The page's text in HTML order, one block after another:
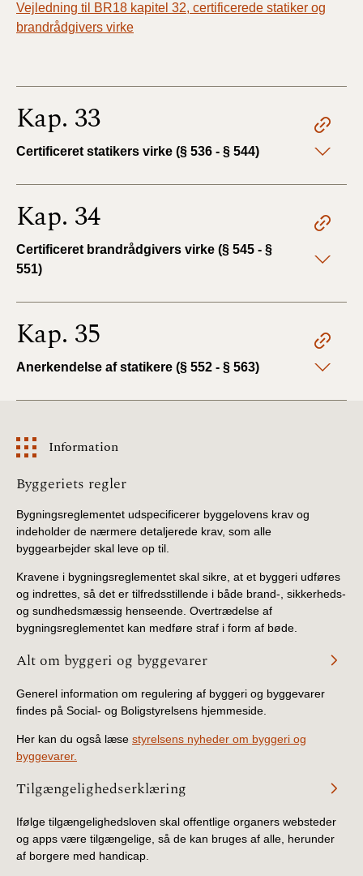
Vejledning til BR18 kapitel 32, certificerede statiker og
brandrådgivers virke
Kap. 33
Certificeret statikers virke (§ 536 - § 544)
Kap. 34
Certificeret brandrådgivers virke (§ 545 - §
551)
Kap. 35
Anerkendelse af statikere (§ 552 - § 563)
Information
Information
Byggeriets regler
Bygningsreglementet udspecificerer byggelovens krav og
indeholder de nærmere detaljerede krav, som alle
byggearbejder skal leve op til.
Kravene i bygningsreglementet skal sikre, at et byggeri udføres
og indrettes, så det er tilfredsstillende i både brand-, sikkerheds-
og sundhedsmæssig henseende. Overtrædelse af
bygningsreglementet kan medføre straf i form af bøde.
Alt om byggeri og byggevarer
Generel information om regulering af byggeri og byggevarer
findes på Social- og Boligstyrelsens hjemmeside.
Her kan du også læse styrelsens nyheder om byggeri og
byggevarer.
Tilgængelighedserklæring
Ifølge tilgængelighedsloven skal offentlige organers websteder
og apps være tilgængelige, så de kan bruges af alle, herunder
af borgere med handicap.